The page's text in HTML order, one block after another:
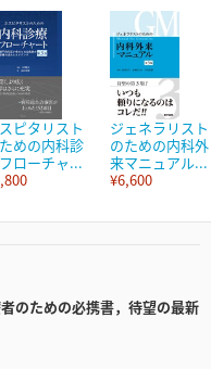
ピタリスト
めの内科診
ローチャ...
ジェネラリスト
のための内科外
来マニュアル...
¥6,600
のための必携書，待望の最新